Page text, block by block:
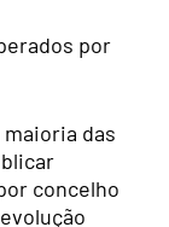
por
das
concelho